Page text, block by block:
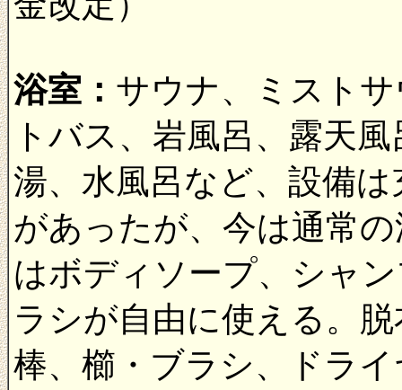
浴室： サウナ、ミスト
トバス、岩風呂、露天
湯、水風呂など、設備
があったが、今は通常
はボディソープ、シャ
ラシが自由に使える。
棒、櫛・ブラシ、ドラ